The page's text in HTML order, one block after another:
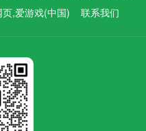
,爱游戏(中国) 联系我们